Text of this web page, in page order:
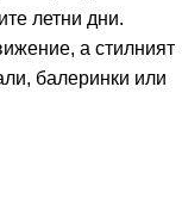
летни дни.
а стилният
балеринки или